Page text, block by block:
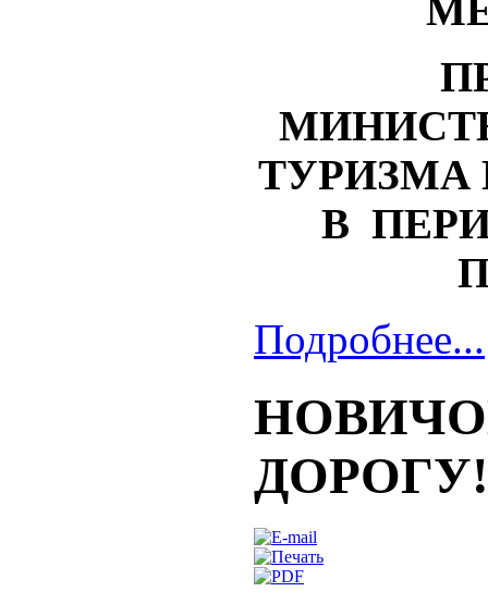
ТУРИЗМА
В
Подробнее...
ДОРОГУ!